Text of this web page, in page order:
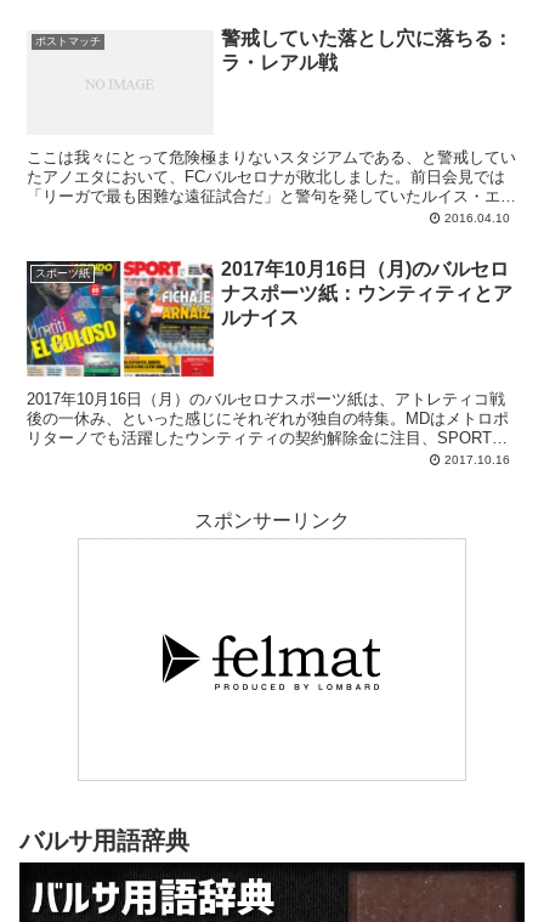
ポストマッチ
警戒していた落とし穴に落ちる：
ラ・レアル戦
ここは我々にとって危険極まりないスタジアムである、と警戒してい
たアノエタにおいて、FCバルセロナが敗北しました。前日会見では
「リーガで最も困難な遠征試合だ」と警句を発していたルイス・エン
リケでしたが、その監督の大胆ローテーションは残念ながら機能せ
気のない状況で逆転を義務付けられるのは正直辛い。フォームが上が
るはずの4月に逆に下がっていることが、バルサに対する不安を増幅
させています。
2016.04.10
スポーツ紙
2017年10月16日（月)のバルセロ
ナスポーツ紙：ウンティティとア
ルナイス
2017年10月16日（月）のバルセロナスポーツ紙は、アトレティコ戦
後の一休み、といった感じにそれぞれが独自の特集。MDはメトロポ
リターノでも活躍したウンティティの契約解除金に注目、SPORTは
バルサBで輝きを放つアルナイスにスポットを当てています。2017.10.16
スポンサーリンク
バルサ用語辞典